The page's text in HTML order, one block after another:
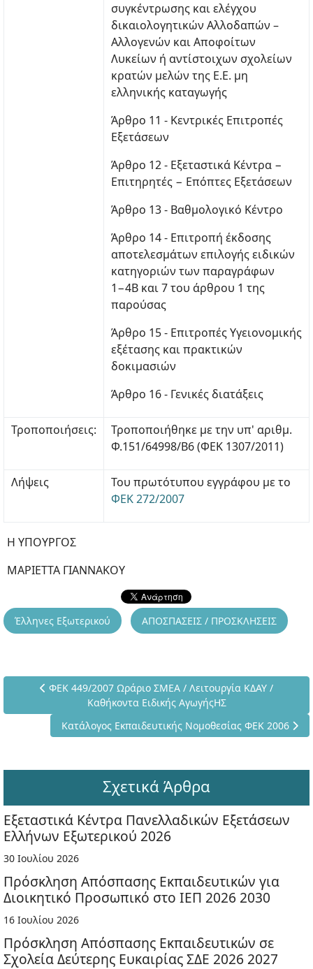
συγκέντρωσης και ελέγχου
δικαιολογητικών Αλλοδαπών –
Αλλογενών και Αποφοίτων
Λυκείων ή αντίστοιχων σχολείων
κρατών μελών της Ε.Ε. μη
ελληνικής καταγωγής
Άρθρο 11 - Κεντρικές Επιτροπές
Εξετάσεων
Άρθρο 12 - Εξεταστικά Κέντρα −
Επιτηρητές − Επόπτες Εξετάσεων
Άρθρο 13 - Βαθμολογικό Κέντρο
Άρθρο 14 - Επιτροπή έκδοσης
αποτελεσμάτων επιλογής ειδικών
κατηγοριών των παραγράφων
1−4Β και 7 του άρθρου 1 της
παρούσας
Άρθρο 15 - Επιτροπές Υγειονομικής
εξέτασης και πρακτικών
δοκιμασιών
Άρθρο 16 - Γενικές διατάξεις
Τροποποιήσεις:
Τροποποιήθηκε με την υπ' αριθμ.
Φ.151/64998/Β6 (ΦΕΚ 1307/2011)
Λήψεις
Του πρωτότυπου εγγράφου με το
ΦΕΚ 272/2007
Η ΥΠΟΥΡΓΟΣ
ΜΑΡΙΕΤΤΑ ΓΙΑΝΝΑΚΟΥ
Έλληνες Εξωτερικού ΑΠΟΣΠΑΣΕΙΣ / ΠΡΟΣΚΛΗΣΕΙΣ
Προηγούμενο άρθρο: ΦΕΚ 449/2007 Ωράριο ΣΜΕΑ /
ΦΕΚ 449/2007 Ωράριο ΣΜΕΑ / Λειτουργία ΚΔΑΥ /
Καθήκοντα Ειδικής ΑγωγήςΗΣ
Επόμενο άρθρο: Κατάλογος Εκπαιδευτικής
Κατάλογος Εκπαιδευτικής Νομοθεσίας ΦΕΚ 2006
Σχετικά Άρθρα
Εξεταστικά Κέντρα Πανελλαδικών Εξετάσεων
Ελλήνων Εξωτερικού 2026
30 Ιουλίου 2026
Πρόσκληση Απόσπασης Εκπαιδευτικών για
Διοικητικό Προσωπικό στο ΙΕΠ 2026 2030
16 Ιουλίου 2026
Πρόσκληση Απόσπασης Εκπαιδευτικών σε
Σχολεία Δεύτερης Ευκαιρίας ΣΔΕ 2026 2027